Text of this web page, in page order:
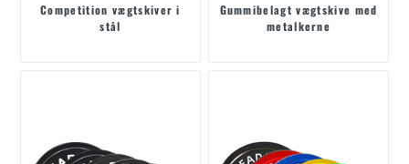
Competition vægtskiver i
stål
Gummibelagt vægtskive med
metalkerne